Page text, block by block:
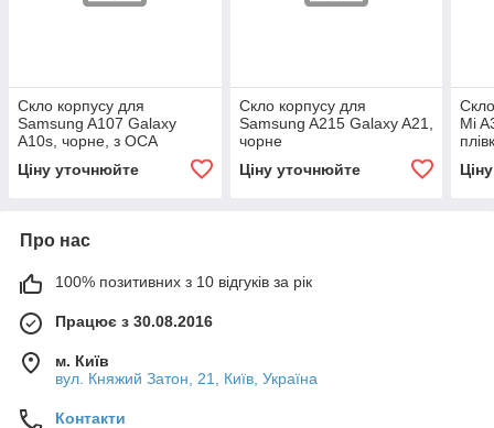
Скло корпусу для
Samsung A107 Galaxy
A10s, чорне, з ОСА
Ціну уточнюйте
Скло корпусу для
Samsung A215 Galaxy A21,
чорне
Ціну уточнюйте
Mi
Про нас
100% позитивних з 10 відгуків за рік
Працює з 30.08.2016
м. Київ
вул. Княжий Затон, 21, Київ, Україна
Контакти